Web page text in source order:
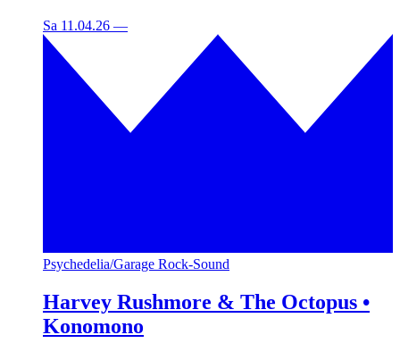
Sa 11.04.26 —
Psychedelia/Garage Rock-Sound
Harvey Rushmore & The Octopus •
Konomono